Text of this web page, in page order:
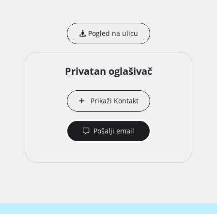
Pogled na ulicu
Privatan oglašivač
Prikaži Kontakt
Pošalji email